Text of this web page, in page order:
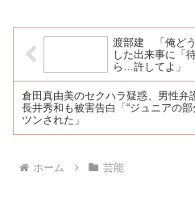
渡部建 「俺ど
した出来事に「
ら…許してよ」
倉田真由美のセクハラ疑惑、男性弁
長井秀和も被害告白「“ジュニアの部
ツンされた」
ホーム 芸能